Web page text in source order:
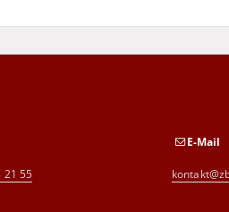
21 55
E-Mail